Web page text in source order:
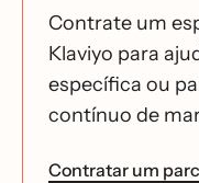
Contrate um
Klaviyo para
específica ou
contínuo de
Contratar um